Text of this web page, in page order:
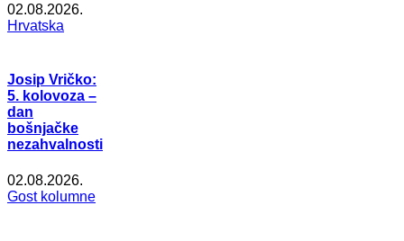
02.08.2026.
Hrvatska
Josip Vričko:
5. kolovoza –
dan
bošnjačke
nezahvalnosti
02.08.2026.
Gost kolumne